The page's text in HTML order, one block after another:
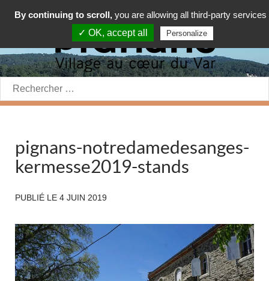
Rechercher:
pignans-notredamedesanges-
kermesse2019-stands
PUBLIÉ LE 4 JUIN 2019
By continuing to scroll, you are allowing all third-party services
✓ OK, accept all
Personalize